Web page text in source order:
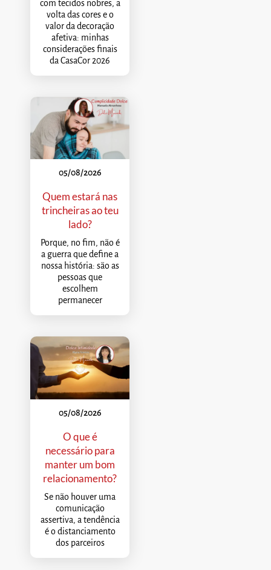
com tecidos nobres, a
volta das cores e o
valor da decoração
afetiva: minhas
considerações finais
da CasaCor 2026
05/08/2026
Quem estará nas
trincheiras ao teu
lado?
Porque, no fim, não é
a guerra que define a
nossa história: são as
pessoas que
escolhem
permanecer
05/08/2026
O que é
necessário para
manter um bom
relacionamento?
Se não houver uma
comunicação
assertiva, a tendência
é o distanciamento
dos parceiros